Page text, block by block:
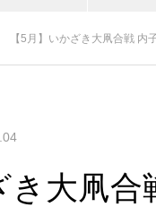
【5月】いかざき大凧合戦 内
き大凧合